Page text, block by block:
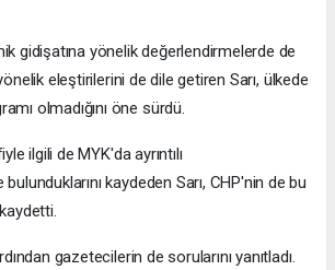
gidişatına yönelik değerlendirmelerde de
eleştirilerini de dile getiren Sarı, ülkede
olmadığını öne sürdü.
ilgili de MYK'da ayrıntılı
kaydeden Sarı, CHP'nin de bu
gazetecilerin de sorularını yanıtladı.